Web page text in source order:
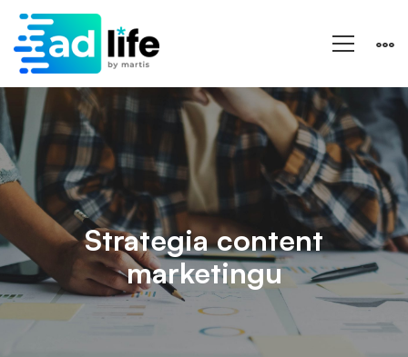
Strategia
content
marketingu
Strategia content
marketingu